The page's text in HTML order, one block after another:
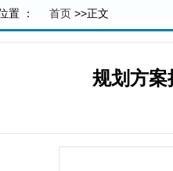
置 ： 首页 >>正文
规划方